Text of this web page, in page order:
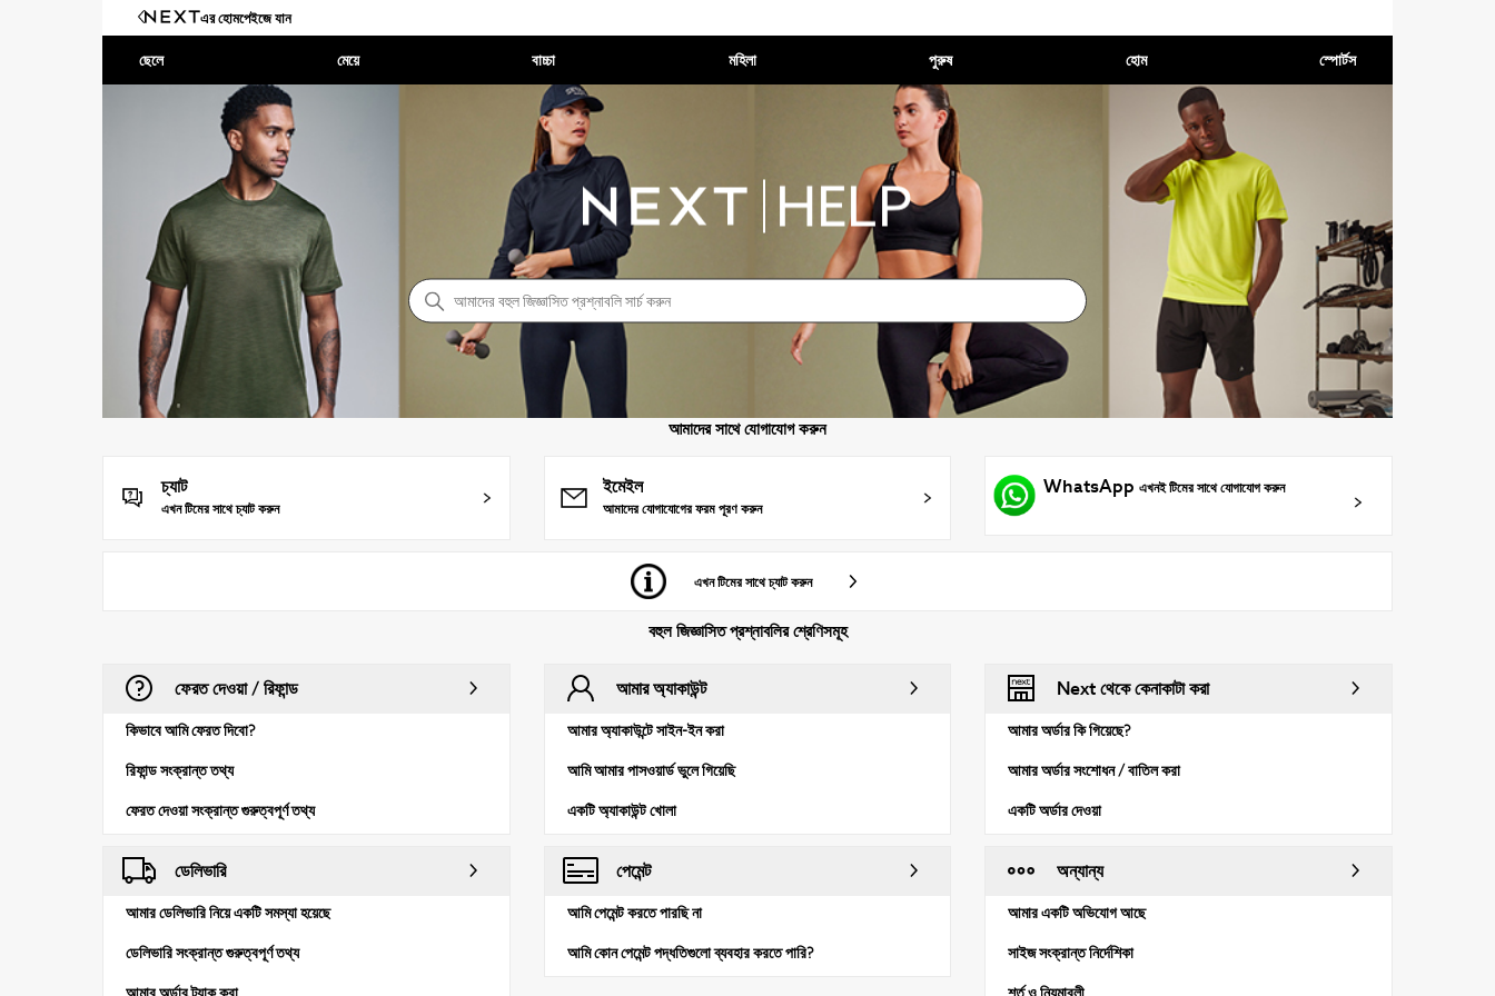
এর হোমপেইজে যান
ছেলে মেয়ে বাচ্চা মহিলা পুরুষ হোম স্পোর্টস
NEXT সহায়তা কেন্দ্র
অনুসন্ধান করুন
আমাদের সাথে যোগাযোগ করুন
চ্যাট
এখন টিমের সাথে চ্যাট করুন
ইমেইল
আমাদের যোগাযোগের ফরম পূরণ করুন
WhatsApp এখনই টিমের সাথে যোগাযোগ করুন
এখন টিমের সাথে চ্যাট করুন
বহুল জিজ্ঞাসিত প্রশ্নাবলির শ্রেণিসমূহ
ফেরত দেওয়া / রিফান্ড
কিভাবে আমি ফেরত দিবো?
রিফান্ড সংক্রান্ত তথ্য
ফেরত দেওয়া সংক্রান্ত গুরুত্বপূর্ণ তথ্য
আমার অ্যাকাউন্ট
আমার অ্যাকাউন্টে সাইন-ইন করা
আমি আমার পাসওয়ার্ড ভুলে গিয়েছি
একটি অ্যাকাউন্ট খোলা
Next থেকে কেনাকাটা করা
আমার অর্ডার কি গিয়েছে?
আমার অর্ডার সংশোধন / বাতিল করা
একটি অর্ডার দেওয়া
ডেলিভারি
আমার ডেলিভারি নিয়ে একটি সমস্যা হয়েছে
ডেলিভারি সংক্রান্ত গুরুত্বপূর্ণ তথ্য
পেমেন্ট
আমি পেমেন্ট করতে পারছি না
আমি কোন পেমেন্ট পদ্ধতিগুলো ব্যবহার করতে পারি?
অন্যান্য
আমার একটি অভিযোগ আছে
সাইজ সংক্রান্ত নির্দেশিকা